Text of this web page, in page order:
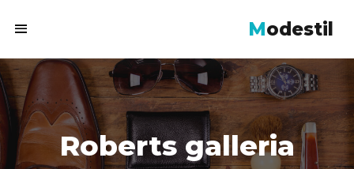
Modestil
Roberts galleria